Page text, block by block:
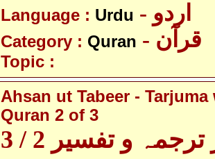
Language : Urdu - اردو
Category : Quran - قرآن
Topic :
Ahsan ut Tabeer - Tarjuma
Quran 2 of 3
و تفسیر 2 / 3